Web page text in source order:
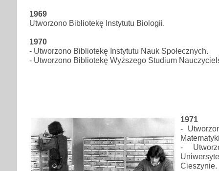
1969
Utworzono Bibliotekę Instytutu Biologii.
1970
- Utworzono Bibliotekę Instytutu Nauk Społecznych.
- Utworzono Bibliotekę Wyższego Studium
1971
-
-
Cieszynie.